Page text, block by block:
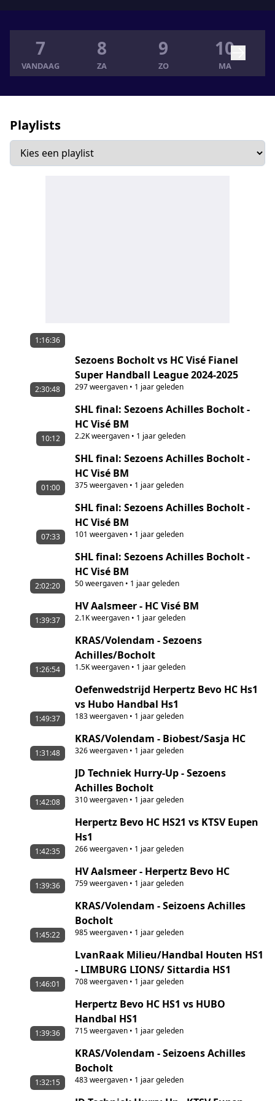
7
VANDAAG
8
ZA
9
ZO
10
MA
Playlists
1:16:36
Sezoens Bocholt vs HC Visé Fianel
Super Handball League 2024-2025
297weergaven• 1 jaar geleden
2:30:48
SHL final: Sezoens Achilles Bocholt -
HC Visé BM
2.2Kweergaven• 1 jaar geleden
10:12
SHL final: Sezoens Achilles Bocholt -
HC Visé BM
375weergaven• 1 jaar geleden
01:00
SHL final: Sezoens Achilles Bocholt -
HC Visé BM
101 weergaven• 1 jaar geleden
07:33
SHL final: Sezoens Achilles Bocholt -
HC Visé BM
50weergaven• 1 jaar geleden
2:02:20
HV Aalsmeer - HC Visé BM
2.1Kweergaven• 1 jaar geleden
1:39:37
KRAS/Volendam - Sezoens
Achilles/Bocholt
1.5Kweergaven• 1 jaar geleden
1:26:54
Oefenwedstrijd Herpertz Bevo HC Hs1
vs Hubo Handbal Hs1
183weergaven• 1 jaar geleden
1:49:37
KRAS/Volendam - Biobest/Sasja HC
326weergaven• 1 jaar geleden
1:31:48
JD Techniek Hurry-Up - Sezoens
Achilles Bocholt
310weergaven• 1 jaar geleden
1:42:08
Herpertz Bevo HC HS21 vs KTSV Eupen
Hs1
266weergaven• 1 jaar geleden
1:42:35
HV Aalsmeer - Herpertz Bevo HC
759weergaven• 1 jaar geleden
1:39:36
KRAS/Volendam - Seizoens Achilles
Bocholt
985weergaven• 1 jaar geleden
1:45:22
LvanRaak Milieu/Handbal Houten HS1
- LIMBURG LIONS/ Sittardia HS1
708weergaven• 1 jaar geleden
1:46:01
Herpertz Bevo HC HS1 vs HUBO
Handbal HS1
715weergaven• 1 jaar geleden
1:39:36
KRAS/Volendam - Seizoens Achilles
Bocholt
483weergaven• 1 jaar geleden
1:32:15